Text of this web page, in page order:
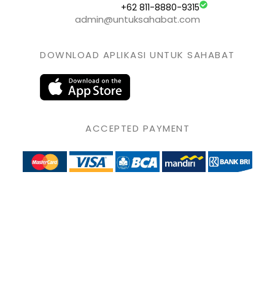
+62 811-8880-9315
admin@untuksahabat.com
DOWNLOAD APLIKASI UNTUK SAHABAT
ACCEPTED PAYMENT